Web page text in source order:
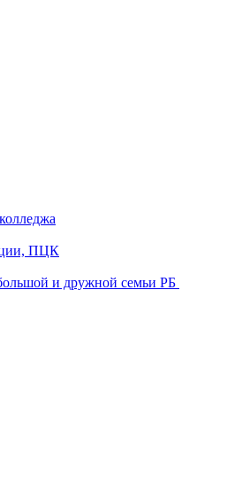
ПЦК
и дружной семьи РБ